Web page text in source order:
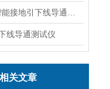
线导通测试仪
相关文章